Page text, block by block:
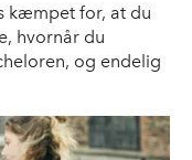
kæmpet for, at du
hvornår du
og endelig